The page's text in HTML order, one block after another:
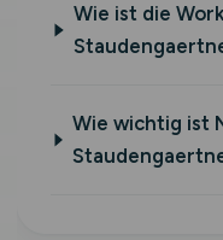
Wie ist die
Wie wichtig ist